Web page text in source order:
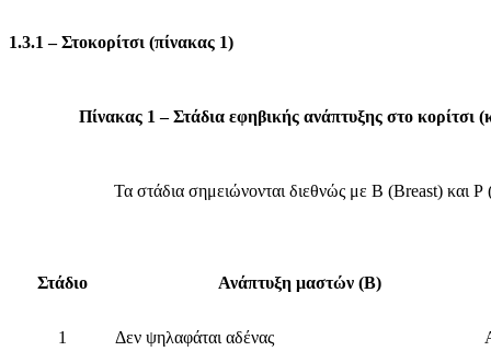
1.3.1 – Στοκορίτσι (πίνακας 1)
Πίνακας 1 – Στάδια εφηβικής ανάπτυξης στο κορίτσι
Τα στάδια σημειώνονται διεθνώς με Β (Breast) και P
Στάδιο Ανάπτυξη μαστών (Β)
1 Δεν ψηλαφάται αδένας